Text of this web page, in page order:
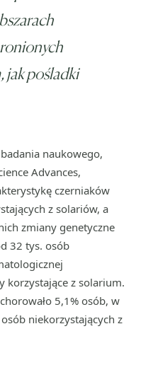
jak pośladki
naukowego,
Advances,
czerniaków
z solariów, a
zmiany genetyczne
32 tys. osób
korzystające z solarium.
5,1% osób, w
niekorzystających z